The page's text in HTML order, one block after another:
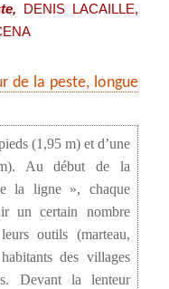
DENIS LACAILLE,
de la peste, longue
(1,95 m) et d’une
Au début de la
la ligne », chaque
un certain nombre
outils (marteau,
des villages
Devant la lenteur